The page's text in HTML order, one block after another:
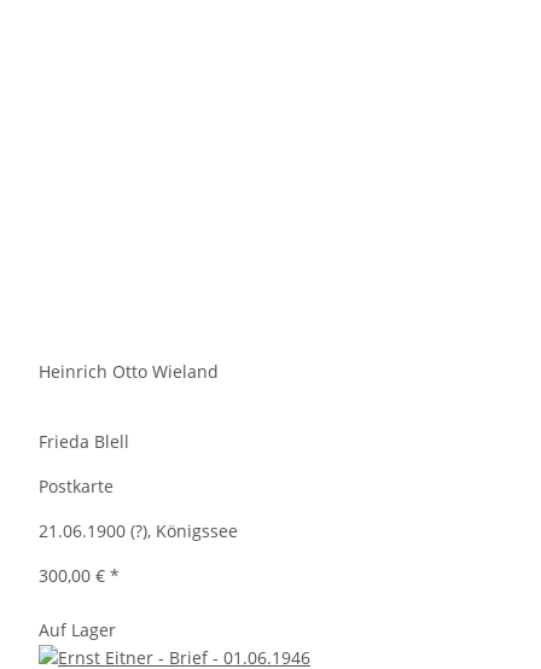
Heinrich Otto Wieland
Frieda Blell
Postkarte
21.06.1900 (?), Königssee
300,00 € *
Auf Lager